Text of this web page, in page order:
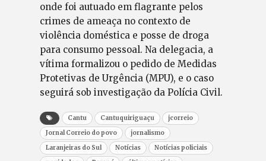
onde foi autuado em flagrante pelos
crimes de ameaça no contexto de
violência doméstica e posse de droga
para consumo pessoal. Na delegacia, a
vítima formalizou o pedido de Medidas
Protetivas de Urgência (MPU), e o caso
seguirá sob investigação da Polícia Civil.
Cantu Cantuquiriguaçu
jcorreio
Jornal Correio do povo
jornalismo
Laranjeiras do Sul
Notícias
Notícias policiais